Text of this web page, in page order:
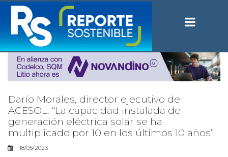
Darío Morales, director ejecutivo de
ACESOL: “La capacidad instalada de
generación eléctrica solar se ha
multiplicado por 10 en los últimos 10 años”
18/05/2023